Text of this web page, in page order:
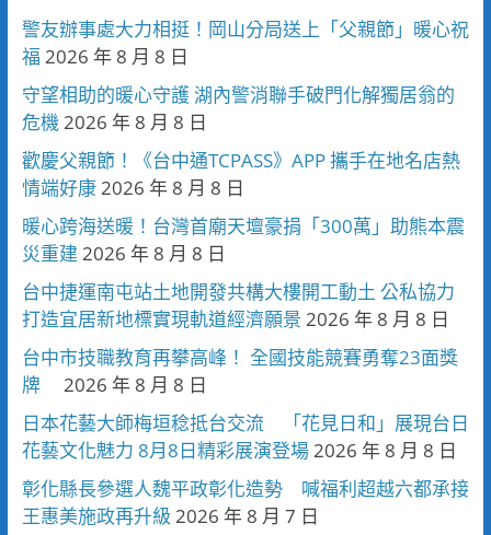
警友辦事處大力相挺！岡山分局送上「父親節」暖心祝
福 2026 年 8 月 8 日
守望相助的暖心守護 湖內警消聯手破門化解獨居翁的
危機2026 年 8 月 8 日
歡慶父親節！《台中通TCPASS》APP 攜手在地名店熱
情端好康2026 年 8 月 8 日
暖心跨海送暖！台灣首廟天壇豪捐「300萬」助熊本震
災重建 2026 年 8 月 8 日
台中捷運南屯站土地開發共構大樓開工動土 公私協力
打造宜居新地標實現軌道經濟願景 2026 年 8 月 8 日
台中市技職教育再攀高峰！ 全國技能競賽勇奪23面獎
牌
2026 年 8 月 8 日
日本花藝大師梅垣稔抵台交流 「花見日和」展現台日
花藝文化魅力 8月8日精彩展演登場2026 年 8 月 8 日
彰化縣長參選人魏平政彰化造勢 喊福利超越六都承接
王惠美施政再升級 2026 年 8 月 7 日